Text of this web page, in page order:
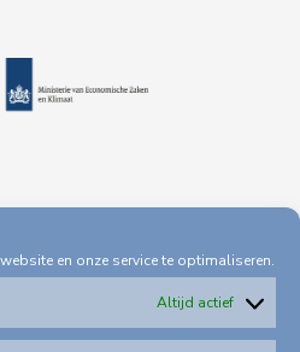
en onze service te optimaliseren.
Altijd actief